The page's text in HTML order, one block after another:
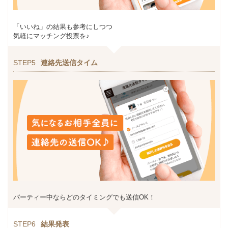
「いいね」の結果も参考にしつつ
気軽にマッチング投票を♪
STEP5 連絡先送信タイム
パーティー中ならどのタイミングでも送信OK！
STEP6 結果発表